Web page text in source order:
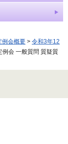
例会概要 > 令和3年12
例会 一般質問 質疑質